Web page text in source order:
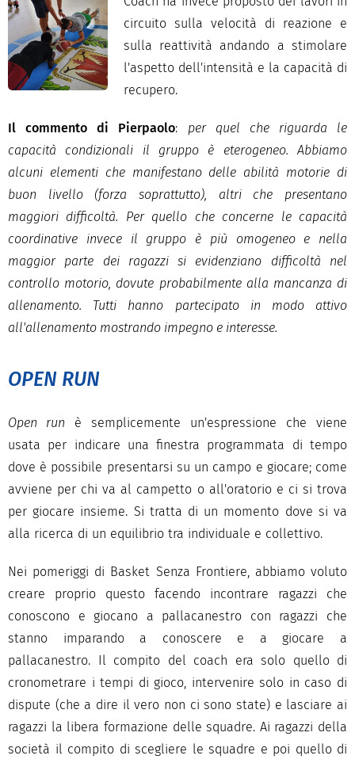
circuito sulla velocità di reazione e
sulla reattività andando a stimolare
l'aspetto dell'intensità e la capacità di
recupero.
Il commento di Pierpaolo: per quel che riguarda le
capacità condizionali il gruppo è eterogeneo. Abbiamo
alcuni elementi che manifestano delle abilità motorie di
buon livello (forza soprattutto), altri che presentano
maggiori difficoltà. Per quello che concerne le capacità
coordinative invece il gruppo è più omogeneo e nella
maggior parte dei ragazzi si evidenziano difficoltà nel
controllo motorio, dovute probabilmente alla mancanza di
allenamento. Tutti hanno partecipato in modo attivo
all'allenamento mostrando impegno e interesse.
OPEN RUN
Open run è semplicemente un'espressione che viene
usata per indicare una finestra programmata di tempo
dove è possibile presentarsi su un campo e giocare; come
avviene per chi va al campetto o all'oratorio e ci si trova
per giocare insieme. Si tratta di un momento dove si va
alla ricerca di un equilibrio tra individuale e collettivo.
Nei pomeriggi di Basket Senza Frontiere, abbiamo voluto
creare proprio questo facendo incontrare ragazzi che
conoscono e giocano a pallacanestro con ragazzi che
stanno imparando a conoscere e a giocare a
pallacanestro. Il compito del coach era solo quello di
cronometrare i tempi di gioco, intervenire solo in caso di
dispute (che a dire il vero non ci sono state) e lasciare ai
ragazzi la libera formazione delle squadre. Ai ragazzi della
società il compito di scegliere le squadre e poi quello di